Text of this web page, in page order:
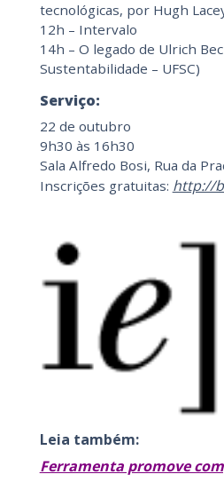
tecnológicas, por Hugh
12h – Intervalo
14h – O legado de Ulrich
Sustentabilidade – UFSC)
Serviço:
22 de outubro
9h30 às 16h30
Sala Alfredo Bosi, Rua da
Inscrições gratuitas: http://
Leia também:
Ferramenta promove